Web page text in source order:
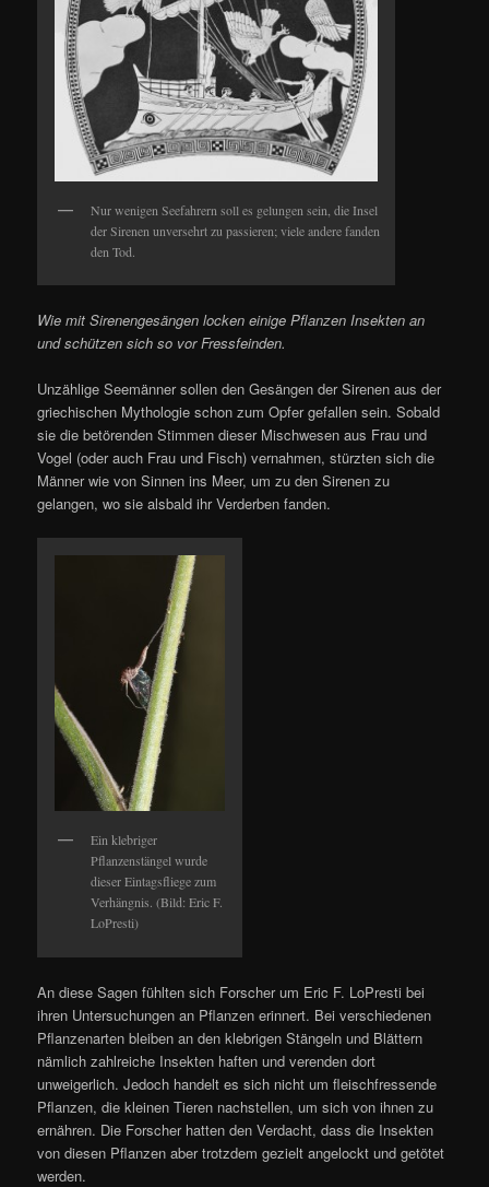
Nur wenigen Seefahrern soll es gelungen sein, die Insel
der Sirenen unversehrt zu passieren; viele andere fanden
den Tod.
Wie mit Sirenengesängen locken einige Pflanzen Insekten an
und schützen sich so vor Fressfeinden.
Unzählige Seemänner sollen den Gesängen der Sirenen aus der
griechischen Mythologie schon zum Opfer gefallen sein. Sobald
sie die betörenden Stimmen dieser Mischwesen aus Frau und
Vogel (oder auch Frau und Fisch) vernahmen, stürzten sich die
Männer wie von Sinnen ins Meer, um zu den Sirenen zu
gelangen, wo sie alsbald ihr Verderben fanden.
Ein klebriger
Pflanzenstängel wurde
dieser Eintagsfliege zum
Verhängnis. (Bild: Eric F.
LoPresti)
An diese Sagen fühlten sich Forscher um Eric F. LoPresti bei
ihren Untersuchungen an Pflanzen erinnert. Bei verschiedenen
Pflanzenarten bleiben an den klebrigen Stängeln und Blättern
nämlich zahlreiche Insekten haften und verenden dort
unweigerlich. Jedoch handelt es sich nicht um fleischfressende
Pflanzen, die kleinen Tieren nachstellen, um sich von ihnen zu
ernähren. Die Forscher hatten den Verdacht, dass die Insekten
von diesen Pflanzen aber trotzdem gezielt angelockt und getötet
werden.